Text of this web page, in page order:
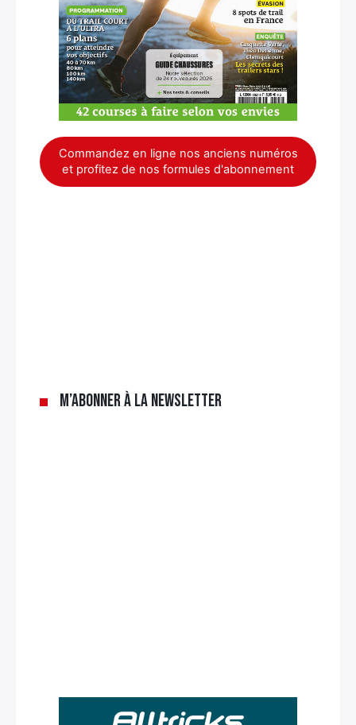
Commandez en ligne nos anciens numéros
et profitez de nos formules d'abonnement
M’abonner à la newsletter